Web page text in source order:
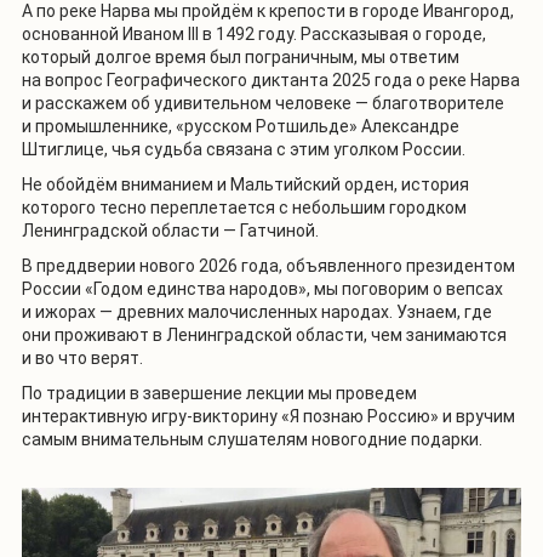
А по реке Нарва мы пройдём к крепости в городе Ивангород,
основанной Иваном III в 1492 году. Рассказывая о городе,
который долгое время был пограничным, мы ответим
на вопрос Географического диктанта 2025 года о реке Нарва
и расскажем об удивительном человеке — благотворителе
и промышленнике, «русском Ротшильде» Александре
Штиглице, чья судьба связана с этим уголком России.
Не обойдём вниманием и Мальтийский орден, история
которого тесно переплетается с небольшим городком
Ленинградской области — Гатчиной.
В преддверии нового 2026 года, объявленного президентом
России «Годом единства народов», мы поговорим о вепсах
и ижорах — древних малочисленных народах. Узнаем, где
они проживают в Ленинградской области, чем занимаются
и во что верят.
По традиции в завершение лекции мы проведем
интерактивную игру-викторину «Я познаю Россию» и вручим
самым внимательным слушателям новогодние подарки.